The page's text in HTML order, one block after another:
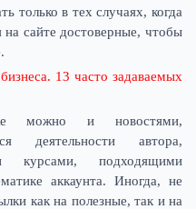
только в тех случаях, когда
сайте достоверные, чтобы
13 часто задаваемых
можно и новостями,
деятельности автора,
курсами, подходящими
аккаунта. Иногда, не
как на полезные, так и на